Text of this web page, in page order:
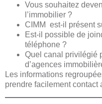
Vous souhaitez
l’immobilier ?
CIMM est-il présent
Est-il possible de
téléphone ?
Quel canal privilégié
d’agences
Les informations
prendre facilement contact